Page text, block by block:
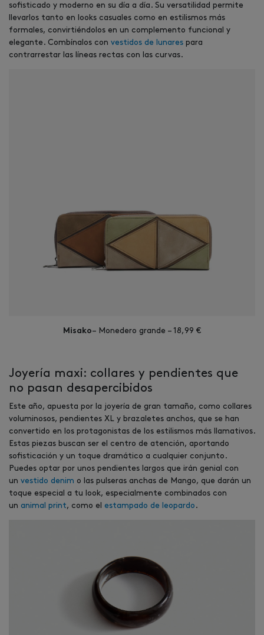
sofisticado y moderno en su día a día. Su versatilidad permite
llevarlos tanto en looks casuales como en estilismos más
formales, convirtiéndolos en un complemento funcional y
elegante. Combínalos con vestidos de lunares para
contrarrestar las líneas rectas con las curvas.
Misako– Monedero grande – 18,99 €
Joyería maxi: collares y pendientes que
no pasan desapercibidos
Este año, apuesta por la joyería de gran tamaño, como collares
voluminosos, pendientes XL y brazaletes anchos, que se han
convertido en los protagonistas de los estilismos más llamativos.
Estas piezas buscan ser el centro de atención, aportando
sofisticación y un toque dramático a cualquier conjunto.
Puedes optar por unos pendientes largos que irán genial con
un vestido denim o las pulseras anchas de Mango, que darán un
toque especial a tu look, especialmente combinados con
un animal print, como el estampado de leopardo .